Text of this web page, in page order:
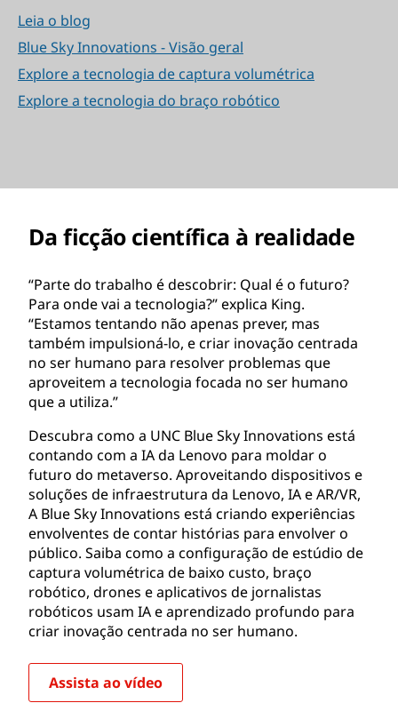
Leia o blog
Blue Sky Innovations - Visão geral
Explore a tecnologia de captura volumétrica
Explore a tecnologia do braço robótico
Da ficção científica à realidade
“Parte do trabalho é descobrir: Qual é o futuro?
Para onde vai a tecnologia?” explica King.
“Estamos tentando não apenas prever, mas
também impulsioná-lo, e criar inovação centrada
no ser humano para resolver problemas que
aproveitem a tecnologia focada no ser humano
que a utiliza.”
Descubra como a UNC Blue Sky Innovations está
contando com a IA da Lenovo para moldar o
futuro do metaverso. Aproveitando dispositivos e
soluções de infraestrutura da Lenovo, IA e AR/VR,
A Blue Sky Innovations está criando experiências
envolventes de contar histórias para envolver o
público. Saiba como a configuração de estúdio de
captura volumétrica de baixo custo, braço
robótico, drones e aplicativos de jornalistas
robóticos usam IA e aprendizado profundo para
criar inovação centrada no ser humano.
Assista ao vídeo